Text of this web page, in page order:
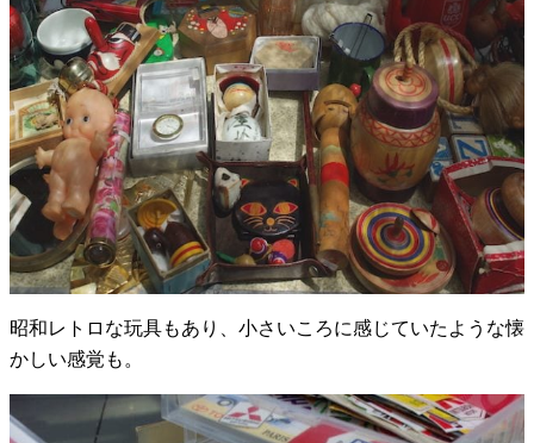
昭和レトロな玩具もあり、小さいころに感じていたような懐
かしい感覚も。